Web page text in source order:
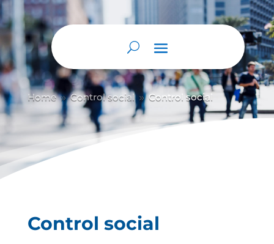
Abrir barra de herramientas
Home 9 Control social 9 Control social
Control social